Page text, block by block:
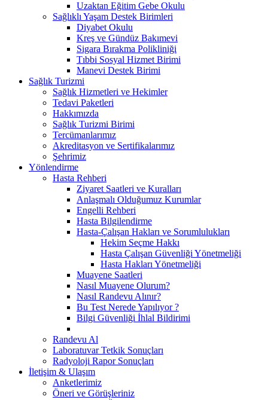
Uzaktan Eğitim Gebe Okulu
Sağlıklı Yaşam Destek Birimleri
Diyabet Okulu
Kreş ve Gündüz Bakımevi
Sigara Bırakma Polikliniği
Tıbbi Sosyal Hizmet Birimi
Manevi Destek Birimi
Sağlık Turizmi
Sağlık Hizmetleri ve Hekimler
Tedavi Paketleri
Hakkımızda
Sağlık Turizmi Birimi
Tercümanlarımız
Akreditasyon ve Sertifikalarımız
Şehrimiz
Yönlendirme
Hasta Rehberi
Ziyaret Saatleri ve Kuralları
Anlaşmalı Olduğumuz Kurumlar
Engelli Rehberi
Hasta Bilgilendirme
Hasta-Çalışan Hakları ve Sorumlulukları
Hekim Seçme Hakkı
Hasta Çalışan Güvenliği Yönetmeliği
Hasta Hakları Yönetmeliği
Muayene Saatleri
Nasıl Muayene Olurum?
Nasıl Randevu Alınır?
Bu Test Nerede Yapılıyor ?
Bilgi Güvenliği İhlal Bildirimi
Randevu Al
Laboratuvar Tetkik Sonuçları
Radyoloji Rapor Sonuçları
İletişim & Ulaşım
Anketlerimiz
Öneri ve Görüşleriniz